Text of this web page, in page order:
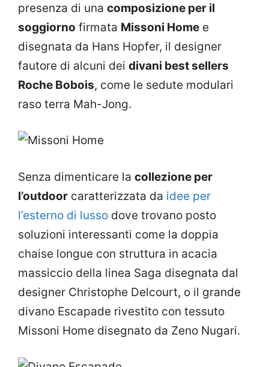
presenza di una composizione per il
soggiorno firmata Missoni Home e
disegnata da Hans Hopfer, il designer
fautore di alcuni dei divani best sellers
Roche Bobois, come le sedute modulari
raso terra Mah-Jong.
Senza dimenticare la collezione per
l’outdoor caratterizzata da idee per
l’esterno di lusso dove trovano posto
soluzioni interessanti come la doppia
chaise longue con struttura in acacia
massiccio della linea Saga disegnata dal
designer Christophe Delcourt, o il grande
divano Escapade rivestito con tessuto
Missoni Home disegnato da Zeno Nugari.